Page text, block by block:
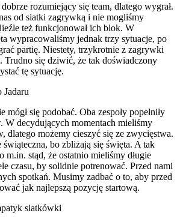
rozumiejący się team, dlatego wygrał.
od siatki zagrywką i nie mogliśmy
też funkcjonował ich blok. W
wypracowaliśmy jednak trzy sytuacje, po
partię. Niestety, trzykrotnie z zagrywki
Trudno się dziwić, że tak doświadczony
tę sytuację.
Jadaru
mógł się podobać. Oba zespoły popełniły
W decydujących momentach mieliśmy
dlatego możemy cieszyć się ze zwycięstwa.
świąteczna, bo zbliżają się święta. A tak
stąd, że ostatnio mieliśmy długie
czasu, by solidnie potrenować. Przed nami
spotkań. Musimy zadbać o to, aby przed
jak najlepszą pozycję startową.
siatkówki